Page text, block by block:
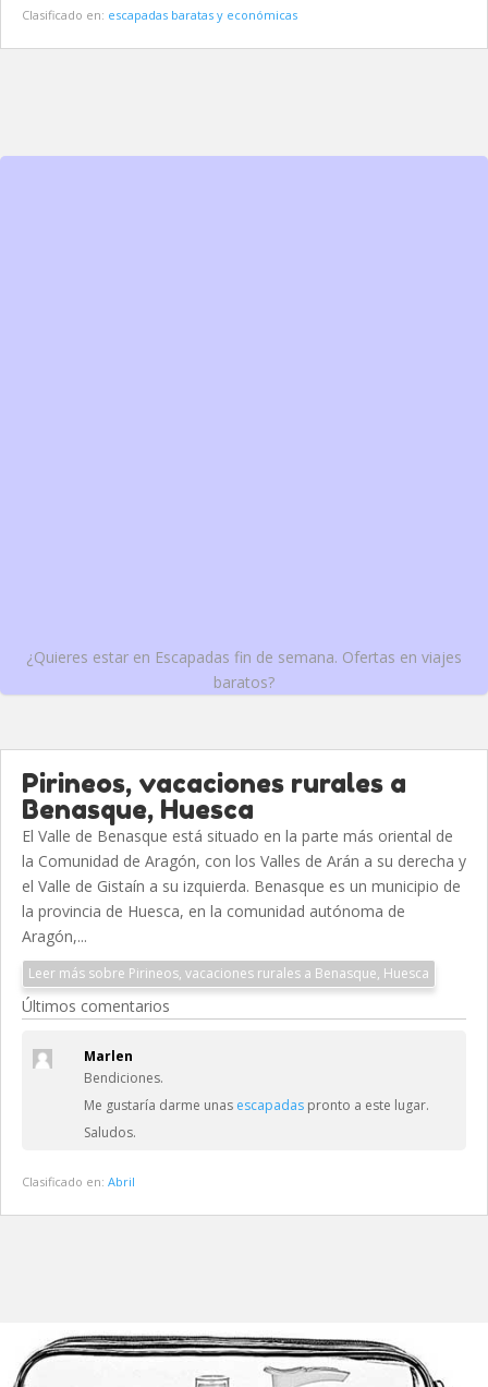
Clasificado en: escapadas baratas y económicas
¿Quieres estar en Escapadas fin de semana. Ofertas en viajes
baratos?
Pirineos, vacaciones rurales a
Benasque, Huesca
El Valle de Benasque está situado en la parte más oriental de
la Comunidad de Aragón, con los Valles de Arán a su derecha y
el Valle de Gistaín a su izquierda. Benasque es un municipio de
la provincia de Huesca, en la comunidad autónoma de
Aragón,...
Leer más sobre Pirineos, vacaciones rurales a Benasque, Huesca
Últimos comentarios
Marlen
Bendiciones.
Me gustaría darme unas escapadas
pronto a este lugar.
Saludos.
Clasificado en: Abril